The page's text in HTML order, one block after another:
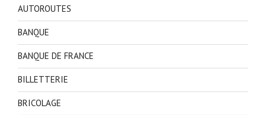
AUTOROUTES
BANQUE
BANQUE DE FRANCE
BILLETTERIE
BRICOLAGE